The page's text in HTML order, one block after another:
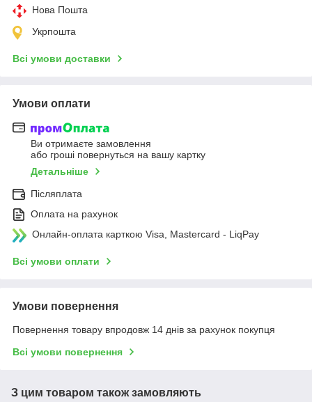
Нова Пошта
Укрпошта
Всі умови доставки
Умови оплати
Ви отримаєте замовлення
або гроші повернуться на вашу картку
Детальніше
Післяплата
Оплата на рахунок
Онлайн-оплата карткою Visa, Mastercard - LiqPay
Всі умови оплати
Умови повернення
Повернення товару впродовж 14 днів за рахунок покупця
Всі умови повернення
З цим товаром також замовляють